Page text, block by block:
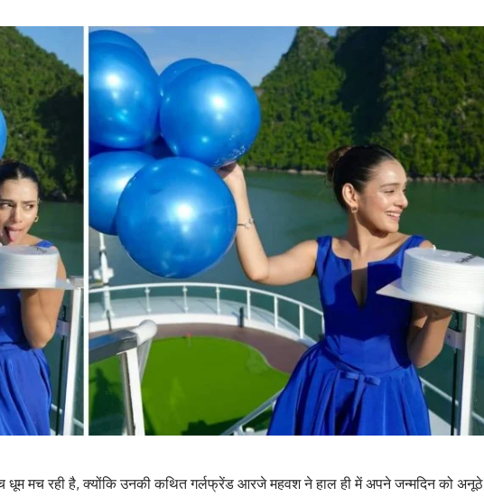
धूम मच रही है, क्योंकि उनकी कथित गर्लफ्रेंड आरजे महवश ने हाल ही में अपने जन्मदिन को अनूठे